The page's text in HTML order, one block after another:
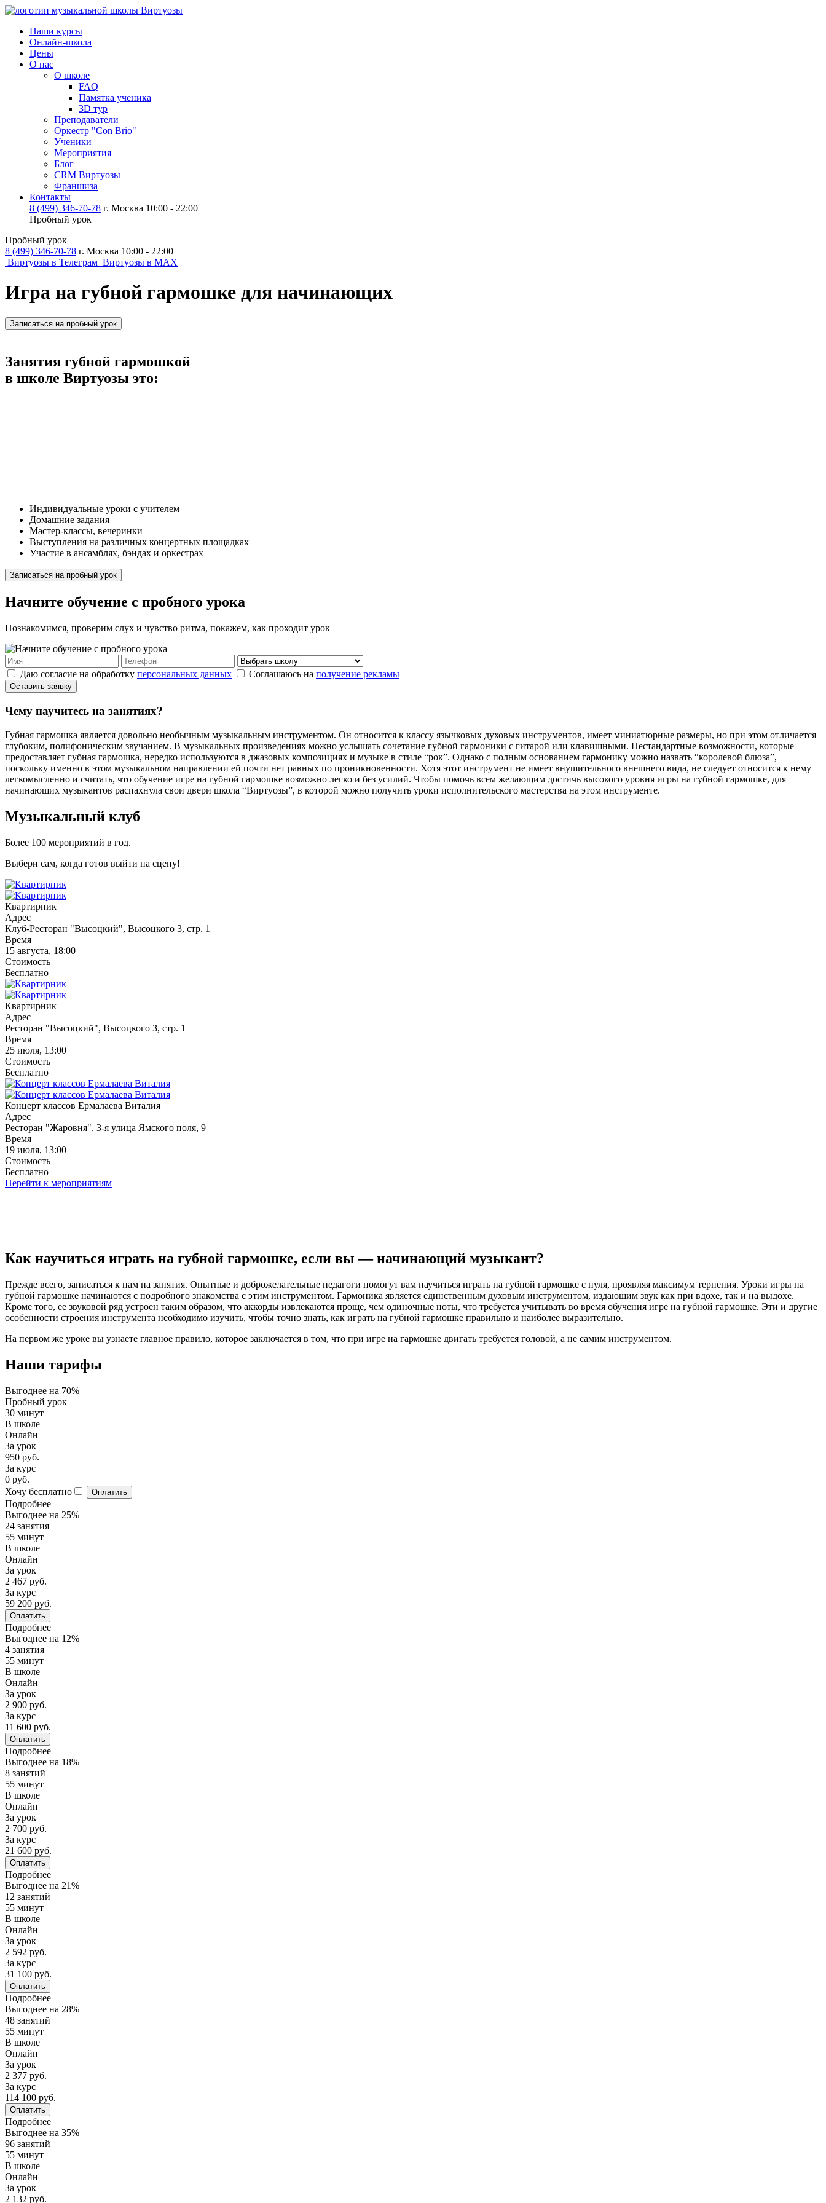
Наши курсы
Онлайн-школа
Цены
О нас
О школе
FAQ
Памятка ученика
3D тур
Преподаватели
Оркестр "Con Brio"
Ученики
Мероприятия
Блог
CRM Виртуозы
Франшиза
Контакты
8 (499) 346-70-78 г. Москва 10:00 - 22:00
Пробный урок
Пробный урок
8 (499) 346-70-78 г. Москва 10:00 - 22:00
Виртуозы в Телеграм Виртуозы в MAX
Игра на губной гармошке для начинающих
Записаться на пробный урок
Занятия губной гармошкой
в школе Виртуозы это:
Индивидуальные уроки с учителем
Домашние задания
Мастер-классы, вечеринки
Выступления на различных концертных площадках
Участие в ансамблях, бэндах и оркестрах
Записаться на пробный урок
Начните обучение с пробного урока
Познакомимся, проверим слух и чувство ритма, покажем, как проходит урок
Даю согласие на обработку персональных данных Соглашаюсь на получение рекламы
Оставить заявку
Чему научитесь на занятиях?
Губная гармошка является довольно необычным музыкальным инструментом. Он относится к классу язычковых духовых инструментов, имеет миниатюрные размеры, но при этом отличается
глубоким, полифоническим звучанием. В музыкальных произведениях можно услышать сочетание губной гармоники с гитарой или клавишными. Нестандартные возможности, которые
предоставляет губная гармошка, нередко используются в джазовых композициях и музыке в стиле “рок”. Однако с полным основанием гармонику можно назвать “королевой блюза”,
поскольку именно в этом музыкальном направлении ей почти нет равных по проникновенности. Хотя этот инструмент не имеет внушительного внешнего вида, не следует относится к нему
легкомысленно и считать, что обучение игре на губной гармошке возможно легко и без усилий. Чтобы помочь всем желающим достичь высокого уровня игры на губной гармошке, для
начинающих музыкантов распахнула свои двери школа “Виртуозы”, в которой можно получить уроки исполнительского мастерства на этом инструменте.
Музыкальный клуб
Более 100 мероприятий в год.
Выбери сам, когда готов выйти на сцену!
Квартирник
Адрес
Клуб-Ресторан "Высоцкий", Высоцкого 3, стр. 1
Время
15 августа, 18:00
Стоимость
Бесплатно
Квартирник
Адрес
Ресторан "Высоцкий", Высоцкого 3, стр. 1
Время
25 июля, 13:00
Стоимость
Бесплатно
Концерт классов Ермалаева Виталия
Адрес
Ресторан "Жаровня", 3-я улица Ямского поля, 9
Время
19 июля, 13:00
Стоимость
Бесплатно
Перейти к мероприятиям
Как научиться играть на губной гармошке, если вы — начинающий музыкант?
Прежде всего, записаться к нам на занятия. Опытные и доброжелательные педагоги помогут вам научиться играть на губной гармошке с нуля, проявляя максимум терпения. Уроки игры на
губной гармошке начинаются с подробного знакомства с этим инструментом. Гармоника является единственным духовым инструментом, издающим звук как при вдохе, так и на выдохе.
Кроме того, ее звуковой ряд устроен таким образом, что аккорды извлекаются проще, чем одиночные ноты, что требуется учитывать во время обучения игре на губной гармошке. Эти и другие
особенности строения инструмента необходимо изучить, чтобы точно знать, как играть на губной гармошке правильно и наиболее выразительно.
На первом же уроке вы узнаете главное правило, которое заключается в том, что при игре на гармошке двигать требуется головой, а не самим инструментом.
Наши тарифы
Выгоднее на 70%
Пробный урок
30 минут
В школе
Онлайн
За урок
950 руб.
За курс
0 руб.
Хочу бесплатно
Оплатить
Подробнее
Выгоднее на 25%
24 занятия
55 минут
В школе
Онлайн
За урок
2 467 руб.
За курс
59 200 руб.
Оплатить
Подробнее
Выгоднее на 12%
4 занятия
55 минут
В школе
Онлайн
За урок
2 900 руб.
За курс
11 600 руб.
Оплатить
Подробнее
Выгоднее на 18%
8 занятий
55 минут
В школе
Онлайн
За урок
2 700 руб.
За курс
21 600 руб.
Оплатить
Подробнее
Выгоднее на 21%
12 занятий
55 минут
В школе
Онлайн
За урок
2 592 руб.
За курс
31 100 руб.
Оплатить
Подробнее
Выгоднее на 28%
48 занятий
55 минут
В школе
Онлайн
За урок
2 377 руб.
За курс
114 100 руб.
Оплатить
Подробнее
Выгоднее на 35%
96 занятий
55 минут
В школе
Онлайн
За урок
2 132 руб.